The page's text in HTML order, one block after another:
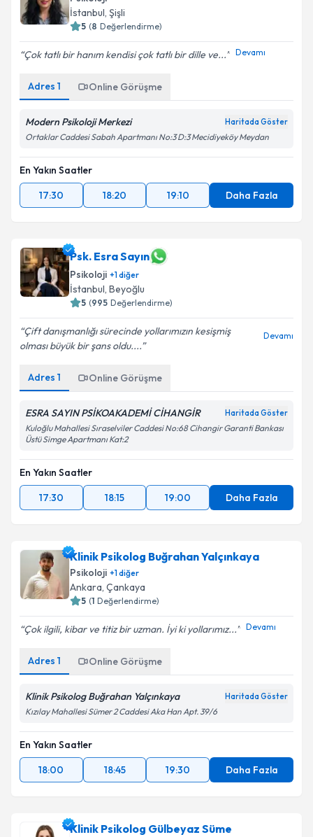
İstanbul, Şişli
5 (8 Değerlendirme)
Çok tatlı bir hanım kendisi çok tatlı bir dille ve... Devamı
Adres 1 Online Görüşme
Modern Psikoloji Merkezi Haritada Göster
Ortaklar Caddesi Sabah Apartmanı No:3 D:3 Mecidiyeköy Meydan
En Yakın Saatler
17:30
18:20 19:10 Daha Fazla
Psk. Esra Sayın
Psikoloji +1diğer
İstanbul, Beyoğlu
5 (995 Değerlendirme)
Çift danışmanlığı sürecinde yollarımızın kesişmiş
olması büyük bir şans oldu....
Devamı
Adres 1 Online Görüşme
ESRA SAYIN PSİKOAKADEMİ CİHANGİR Haritada Göster
Kuloğlu Mahallesi Sıraselviler Caddesi No:68 Cihangir Garanti Bankası
Üstü Simge Apartmanı Kat:2
En Yakın Saatler
17:30
18:15 19:00 Daha Fazla
Klinik Psikolog Buğrahan Yalçınkaya
Psikoloji +1diğer
Ankara, Çankaya
5 (1 Değerlendirme)
Çok ilgili, kibar ve titiz bir uzman. İyi ki yollarımız... Devamı
Adres 1 Online Görüşme
Klinik Psikolog Buğrahan Yalçınkaya Haritada Göster
Kızılay Mahallesi Sümer 2 Caddesi Aka Han Apt. 39/6
En Yakın Saatler
18:00
18:45 19:30 Daha Fazla
Klinik Psikolog Gülbeyaz Süme